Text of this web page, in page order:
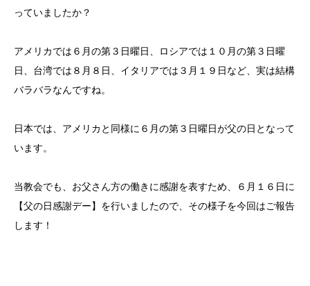
っていましたか？
アメリカでは６月の第３日曜日、ロシアでは１０月の第３日曜
日、台湾では８月８日、イタリアでは３月１９日など、実は結構
バラバラなんですね。
日本では、アメリカと同様に６月の第３日曜日が父の日となって
います。
当教会でも、お父さん方の働きに感謝を表すため、６月１６日に
【父の日感謝デー】を行いましたので、その様子を今回はご報告
します！